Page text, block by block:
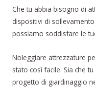
Che tu abbia bisogno di
dispositivi di
possiamo soddisfare le
Noleggiare attrezzature
stato così facile. Sia che
progetto di giardinaggio